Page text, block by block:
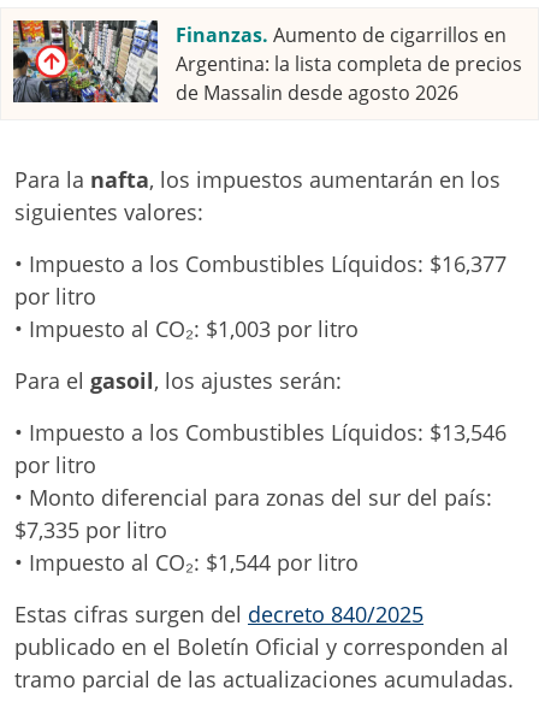
Finanzas. Aumento de cigarrillos en
Argentina: la lista completa de precios
de Massalin desde agosto 2026
Para la nafta, los impuestos aumentarán en los
siguientes valores:
• Impuesto a los Combustibles Líquidos: $16,377
por litro
• Impuesto al CO₂: $1,003 por litro
Para el gasoil, los ajustes serán:
• Impuesto a los Combustibles Líquidos: $13,546
por litro
• Monto diferencial para zonas del sur del país:
$7,335 por litro
• Impuesto al CO₂: $1,544 por litro
Estas cifras surgen del decreto 840/2025
publicado en el Boletín Oficial y corresponden al
tramo parcial de las actualizaciones acumuladas.